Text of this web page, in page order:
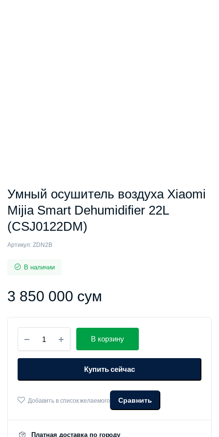
Умный осушитель воздуха Xiaomi
Mijia Smart Dehumidifier 22L
(CSJ0122DM)
Артикул: ZDN2B
В наличии
3 850 000 сум
осушитель
воздуха
Xiaomi
Smart
22L
В корзину
Купить сейчас
Добавить в список желаемого Сравнить
Платная доставка по городу